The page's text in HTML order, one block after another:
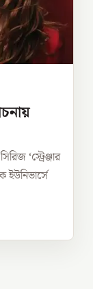
‘স্ট্রেঞ্জার
ইউনিভার্সে